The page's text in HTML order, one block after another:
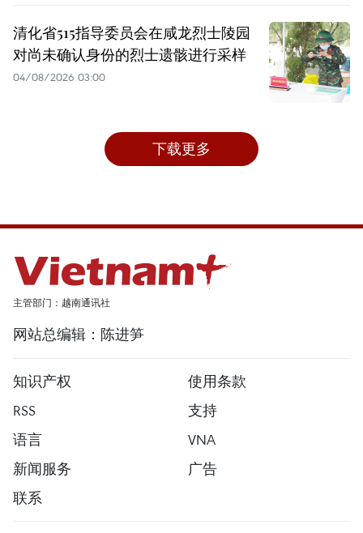
清化省515指导委员会在咸龙烈士陵园
对尚未确认身份的烈士遗骸进行采样
04/08/2026 03:00
下载更多
主管部门：越南通讯社
网站总编辑：陈进笋
知识产权
使用条款
RSS
支持
语言
VNA
新闻服务
广告
联系